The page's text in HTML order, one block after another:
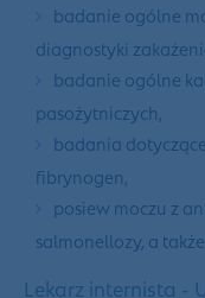
badanie ogólne
diagnostyki
badanie ogólne
pasożytniczych,
badania dotyczące
fibrynogen,
posiew moczu z
salmonellozy, a
Lekarz internista -